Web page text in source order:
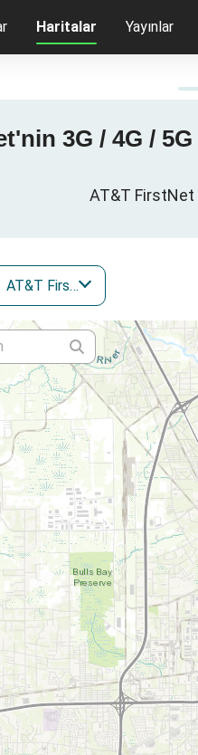
Haritalar Yayınlar
3G / 4G /
AT&T FirstNet
AT&T FirstNet